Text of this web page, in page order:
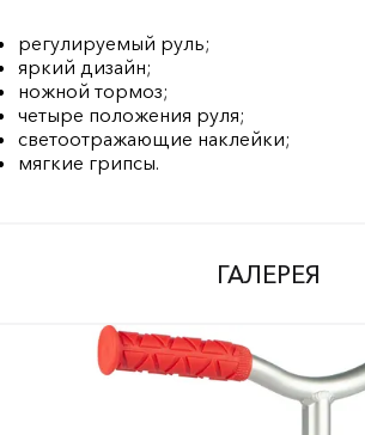
регулируемый руль;
яркий дизайн;
ножной тормоз;
четыре положения руля;
светоотражающие наклейки;
мягкие грипсы.
ГАЛЕРЕЯ